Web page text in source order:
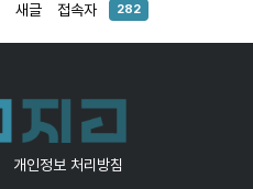
새글 접속자 282
개인정보 처리방침